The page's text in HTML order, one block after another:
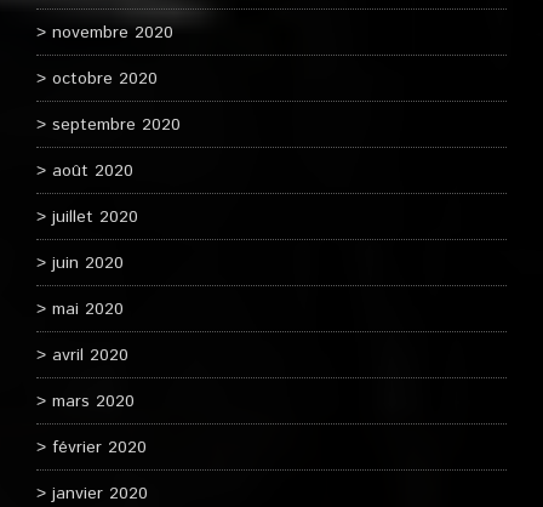
novembre 2020
octobre 2020
septembre 2020
août 2020
juillet 2020
juin 2020
mai 2020
avril 2020
mars 2020
février 2020
janvier 2020